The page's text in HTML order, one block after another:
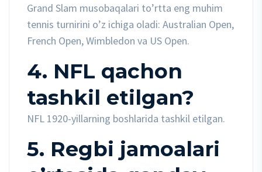
Grand Slam musobaqalari to’rtta eng muhim
tennis turnirini o’z ichiga oladi: Australian Open,
French Open, Wimbledon va US Open.
4. NFL qachon
tashkil etilgan?
NFL 1920-yillarning boshlarida tashkil etilgan.
5. Regbi jamoalari